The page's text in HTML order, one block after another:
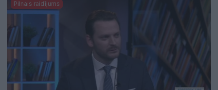
Pilnais raidījums